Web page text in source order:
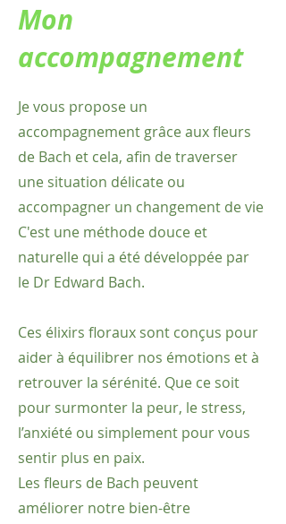
Mon
accompagnement
Je vous propose un
accompagnement grâce aux fleurs
de Bach et cela, afin de traverser
une situation délicate ou
accompagner un changement de vie
C'est une méthode douce et
naturelle qui a été développée par
le Dr Edward Bach.
Ces élixirs floraux sont conçus pour
aider à équilibrer nos émotions et à
retrouver la sérénité. Que ce soit
pour surmonter la peur, le stress,
l’anxiété ou simplement pour vous
sentir plus en paix.
Les fleurs de Bach peuvent
améliorer notre bien-être